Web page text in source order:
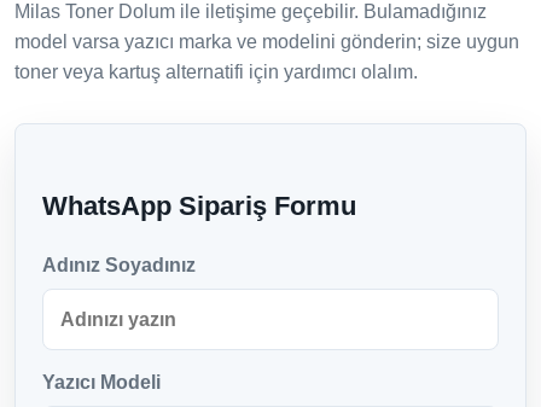
Milas Toner Dolum ile iletişime geçebilir. Bulamadığınız
model varsa yazıcı marka ve modelini gönderin; size uygun
toner veya kartuş alternatifi için yardımcı olalım.
WhatsApp Sipariş Formu
Adınız Soyadınız
Yazıcı Modeli